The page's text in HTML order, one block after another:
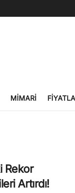
MIMARI
Rekor
Artırdı!